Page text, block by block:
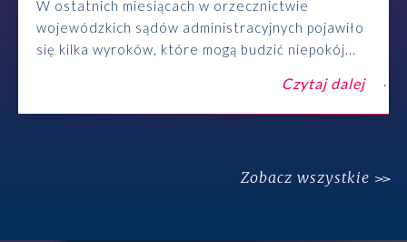
W ostatnich miesiącach w orzecznictwie
wojewódzkich sądów administracyjnych pojawiło
się kilka wyroków, które mogą budzić niepokój...
Czytaj dalej
Zobacz wszystkie